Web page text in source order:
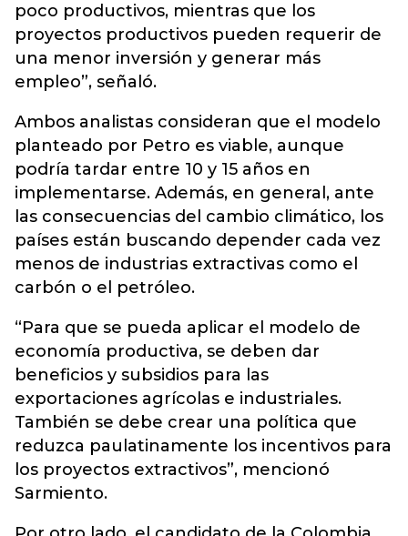
poco productivos, mientras que los
proyectos productivos pueden requerir de
una menor inversión y generar más
empleo”, señaló.
Ambos analistas consideran que el modelo
planteado por Petro es viable, aunque
podría tardar entre 10 y 15 años en
implementarse. Además, en general, ante
las consecuencias del cambio climático, los
países están buscando depender cada vez
menos de industrias extractivas como el
carbón o el petróleo.
“Para que se pueda aplicar el modelo de
economía productiva, se deben dar
beneficios y subsidios para las
exportaciones agrícolas e industriales.
También se debe crear una política que
reduzca paulatinamente los incentivos para
los proyectos extractivos”, mencionó
Sarmiento.